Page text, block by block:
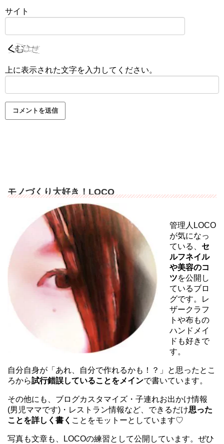
サイト
上に表示された文字を入力してください。
モノづくり大好き！LOCO
管理人LOCO
が気になっ
ている、 セ
ルフネイル
や美容のコ
ツを公開し
ているブロ
グです。レ
ザークラフ
トや布もの
ハンドメイ
ドも好きで
す。
自分自身が「あれ、自分で作れるかも！？」と思ったとこ
ろから試行錯誤していることをメインで書いています。
その他にも、ブログカスタマイズ・子連れお出かけ情報
(男児ママです)・レストラン情報など、できるだけ思った
ことを詳しく書く ことをモットーとしています♡
写真も文章も、LOCOの練習として公開しています。ぜひ